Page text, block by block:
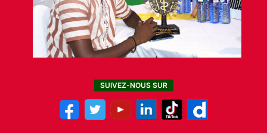
SUIVEZ-NOUS SUR